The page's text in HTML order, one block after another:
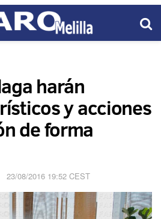
harán
y acciones
de forma
23/08/2016 19:52 CEST